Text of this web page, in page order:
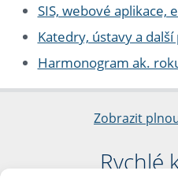
SIS, webové aplikace,
Katedry, ústavy a
Harmonogram ak.
Zobrazit
Rychlé